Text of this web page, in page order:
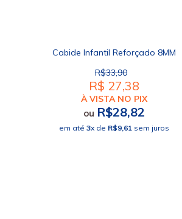
Cabide Infantil Reforçado 8MM
R$33,90
R$ 27,38
À VISTA NO PIX
ou R$28,82
em até 3x de R$9,61 sem juros